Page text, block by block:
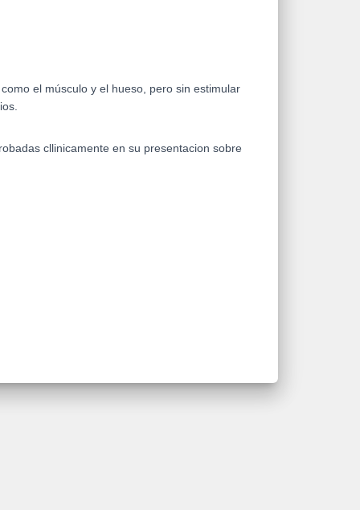
el músculo y el hueso, pero sin estimular
cllinicamente en su presentacion sobre